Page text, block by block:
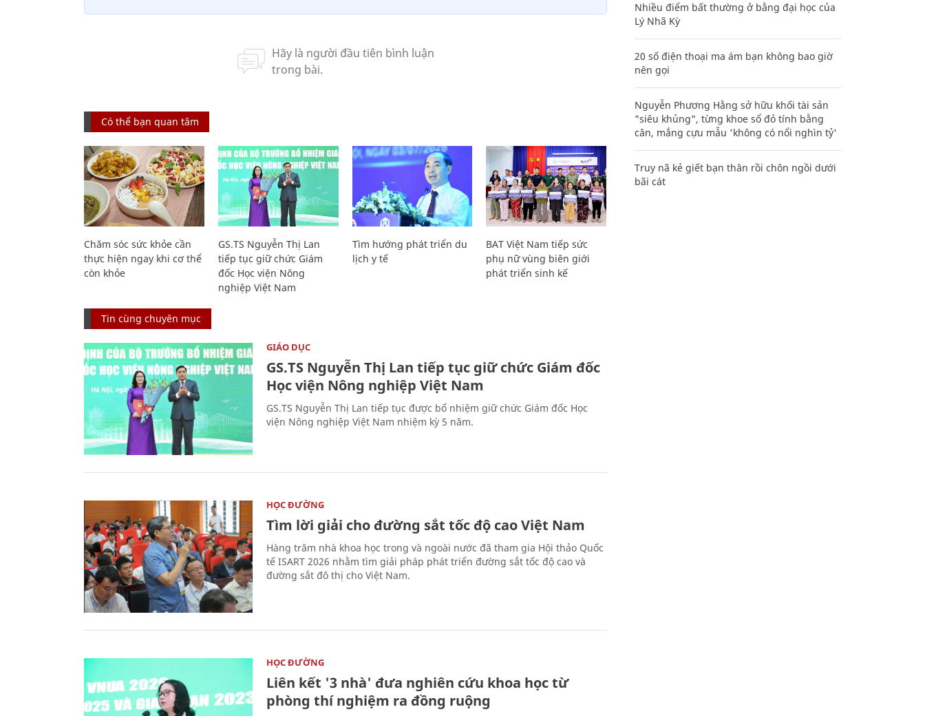
Có thể bạn quan tâm
Chăm sóc sức khỏe cần
thực hiện ngay khi cơ thể
còn khỏe
GS.TS Nguyễn Thị Lan
tiếp tục giữ chức Giám
đốc Học viện Nông
nghiệp Việt Nam
Tìm hướng phát triển du
lịch y tế
BAT Việt Nam tiếp sức
phụ nữ vùng biên giới
phát triển sinh kế
Tin cùng chuyên mục
GIÁO DỤC
GS.TS Nguyễn Thị Lan tiếp tục giữ chức Giám đốc
Học viện Nông nghiệp Việt Nam
GS.TS Nguyễn Thị Lan tiếp tục được bổ nhiệm giữ chức Giám đốc Học
viện Nông nghiệp Việt Nam nhiệm kỳ 5 năm.
HỌC ĐƯỜNG
Tìm lời giải cho đường sắt tốc độ cao Việt Nam
Hàng trăm nhà khoa học trong và ngoài nước đã tham gia Hội thảo Quốc
tế ISART 2026 nhằm tìm giải pháp phát triển đường sắt tốc độ cao và
đường sắt đô thị cho Việt Nam.
HỌC ĐƯỜNG
Liên kết '3 nhà' đưa nghiên cứu khoa học từ
phòng thí nghiệm ra đồng ruộng
Nhiều điểm bất thường ở bằng đại học của
Lý Nhã Kỳ
20 số điện thoại ma ám bạn không bao giờ
nên gọi
Nguyễn Phương Hằng sở hữu khối tài sản
"siêu khủng", từng khoe sổ đỏ tính bằng
cân, mắng cựu mẫu 'không có nổi nghìn tỷ'
Truy nã kẻ giết bạn thân rồi chôn ngồi dưới
bãi cát